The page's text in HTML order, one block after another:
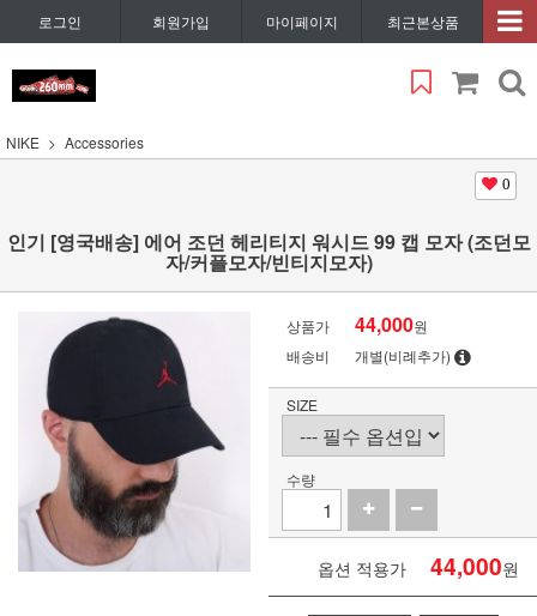
로그인 회원가입 마이페이지 최근본상품
NIKE Accessories
0
인기 [영국배송] 에어 조던 헤리티지 워시드 99 캡 모자 (조던모
자/커플모자/빈티지모자)
상품가 44,000원
배송비
개별(비례추가)
SIZE
수량
옵션 적용가 44,000원